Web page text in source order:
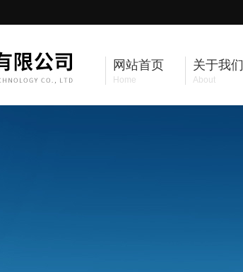
网站首页
Home
关于我们
About